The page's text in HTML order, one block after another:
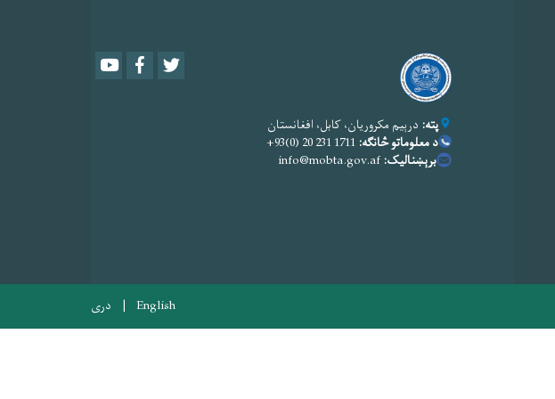
Youtube Facebook
پته: درېیم مکروریان، کابل، افغانستان
د معلوماتو څانګه: 1711 231 20 (0)93+
برېښنالیک: info@mobta.gov.af
English دری